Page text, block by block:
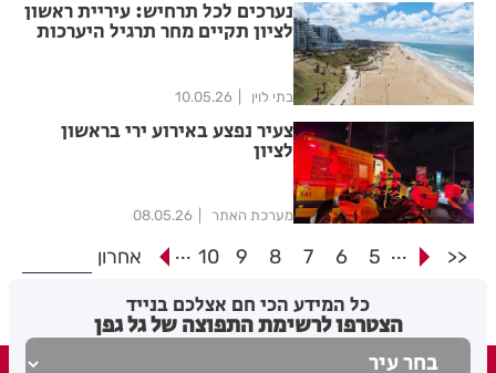
נערכים לכל תרחיש: עיריית ראשון
לציון תקיים מחר תרגיל היערכות
בתי לוין 10.05.26
צעיר נפצע באירוע ירי בראשון
לציון
מערכת האתר 08.05.26
<<
...
5
6
7
8
9
10
... אחרון
כל המידע הכי חם אצלכם בנייד
הצטרפו לרשימת התפוצה של גל גפן